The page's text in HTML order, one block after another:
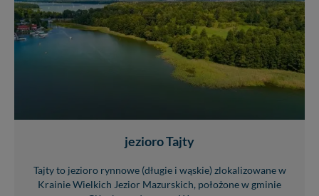
jezioro Tajty
Tajty to jezioro rynnowe (długie i wąskie) zlokalizowane w
Krainie Wielkich Jezior Mazurskich, położone w gminie